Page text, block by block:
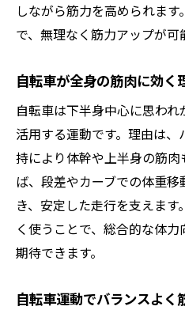
しながら筋力を高められま
で、無理なく筋力アップが可
自転車が全身の筋肉に効く
自転車は下半身中心に思わ
活用する運動です。理由は
持により体幹や上半身の筋肉
ば、段差やカーブでの体重
き、安定した走行を支えます
く使うことで、総合的な体
期待できます。
自転車運動でバランスよく